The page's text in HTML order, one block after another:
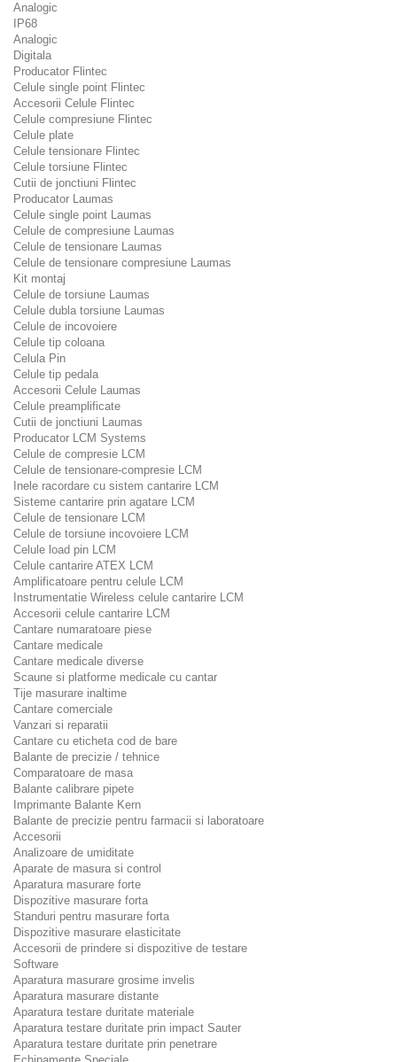
Analogic
IP68
Analogic
Digitala
Producator Flintec
Celule single point Flintec
Accesorii Celule Flintec
Celule compresiune Flintec
Celule plate
Celule tensionare Flintec
Celule torsiune Flintec
Cutii de jonctiuni Flintec
Producator Laumas
Celule single point Laumas
Celule de compresiune Laumas
Celule de tensionare Laumas
Celule de tensionare compresiune Laumas
Kit montaj
Celule de torsiune Laumas
Celule dubla torsiune Laumas
Celule de incovoiere
Celule tip coloana
Celula Pin
Celule tip pedala
Accesorii Celule Laumas
Celule preamplificate
Cutii de jonctiuni Laumas
Producator LCM Systems
Celule de compresie LCM
Celule de tensionare-compresie LCM
Inele racordare cu sistem cantarire LCM
Sisteme cantarire prin agatare LCM
Celule de tensionare LCM
Celule de torsiune incovoiere LCM
Celule load pin LCM
Celule cantarire ATEX LCM
Amplificatoare pentru celule LCM
Instrumentatie Wireless celule cantarire LCM
Accesorii celule cantarire LCM
Cantare numaratoare piese
Cantare medicale
Cantare medicale diverse
Scaune si platforme medicale cu cantar
Tije masurare inaltime
Cantare comerciale
Vanzari si reparatii
Cantare cu eticheta cod de bare
Balante de precizie / tehnice
Comparatoare de masa
Balante calibrare pipete
Imprimante Balante Kern
Balante de precizie pentru farmacii si laboratoare
Accesorii
Analizoare de umiditate
Aparate de masura si control
Aparatura masurare forte
Dispozitive masurare forta
Standuri pentru masurare forta
Dispozitive masurare elasticitate
Accesorii de prindere si dispozitive de testare
Software
Aparatura masurare grosime invelis
Aparatura masurare distante
Aparatura testare duritate materiale
Aparatura testare duritate prin impact Sauter
Aparatura testare duritate prin penetrare